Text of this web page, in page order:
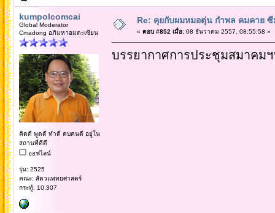
kumpolcomcai
Global Moderator
Cmadong อภิมหาอมตะเซียน
คิดดี พูดดี ทำดี คบคนดี อยู่ใน
สถานที่ดีดี
ออฟไลน์
รุ่น: 2525
คณะ: สัตวแพทยศาสตร์
กระทู้: 10,307
Re: คุยกับผมหมอตุ่น กำพล คมคาย
« ตอบ #852 เมื่อ:08 ธันวาคม 2557, 08:55:58 »
บรรยากาศการประชุมสมาคม